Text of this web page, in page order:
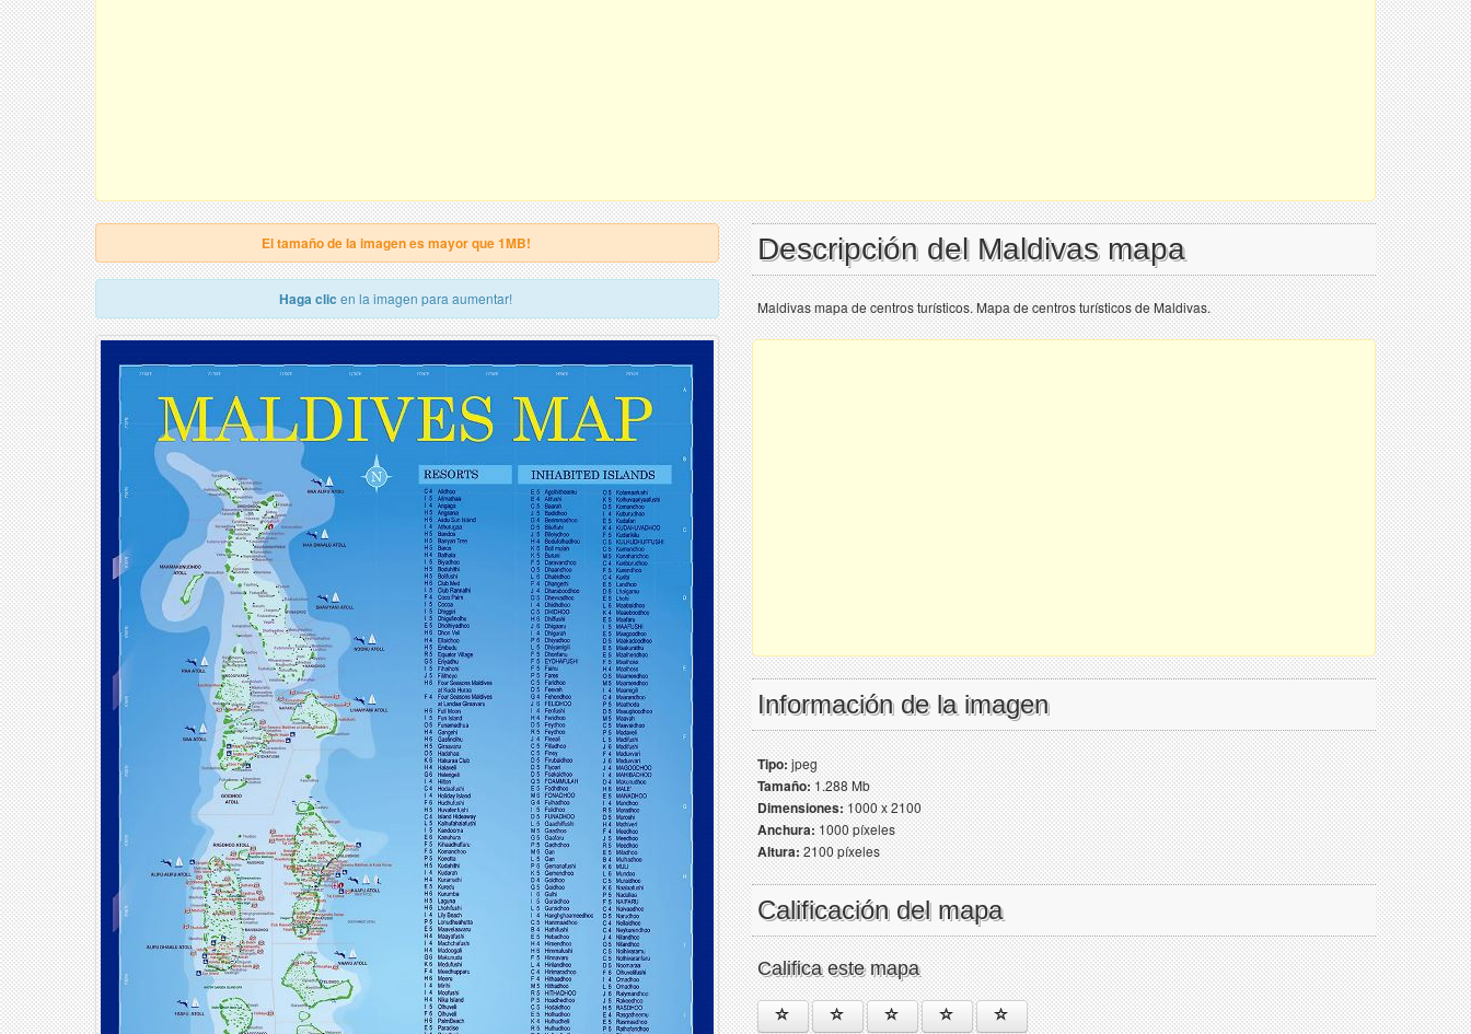
El tamaño de la imagen es mayor que 1MB!
Haga clic en la imagen para aumentar!
Descripción del Maldivas mapa
Maldivas mapa de centros turísticos. Mapa de centros turísticos de Maldivas.
Información de la imagen
Tipo:jpeg
Tamaño:1.288 Mb
Dimensiones:1000 x 2100
Anchura:1000 píxeles
Altura:2100 píxeles
Calificación del mapa
Califica este mapa